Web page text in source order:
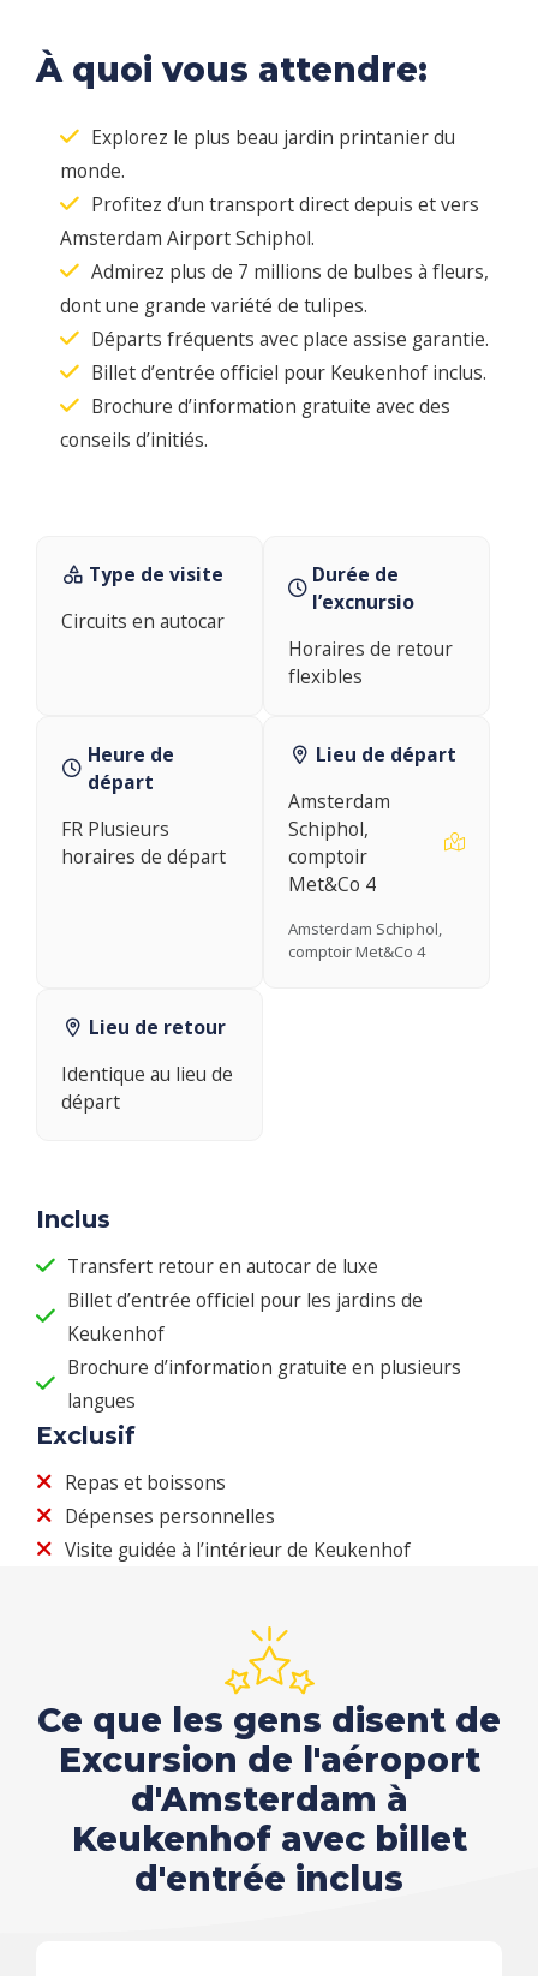
À quoi vous attendre:
Explorez le plus beau jardin printanier du
monde.
Profitez d’un transport direct depuis et vers
Amsterdam Airport Schiphol.
Admirez plus de 7 millions de bulbes à fleurs,
dont une grande variété de tulipes.
Départs fréquents avec place assise garantie.
Billet d’entrée officiel pour Keukenhof inclus.
Brochure d’information gratuite avec des
conseils d’initiés.
Type de visite
Circuits en autocar
Durée de
l’excnursio
Horaires de retour
flexibles
Heure de
départ
FR Plusieurs
horaires de départ
Lieu de départ
Amsterdam
Schiphol,
comptoir
Met&Co 4
Amsterdam Schiphol,
comptoir Met&Co 4
Lieu de retour
Identique au lieu de
départ
Inclus
Transfert retour en autocar de luxe
Billet d’entrée officiel pour les jardins de
Keukenhof
Brochure d’information gratuite en plusieurs
langues
Exclusif
Repas et boissons
Dépenses personnelles
Visite guidée à l’intérieur de Keukenhof
Ce que les gens disent de
Excursion de l'aéroport
d'Amsterdam à
Keukenhof avec billet
d'entrée inclus